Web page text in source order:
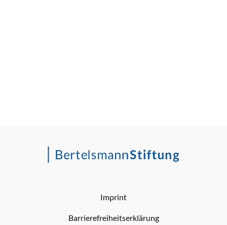
Imprint
Barrierefreiheitserklärung